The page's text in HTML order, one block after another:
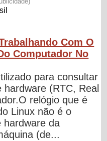
Com O
Computador No
para consultar
(RTC, Real
relógio que é
Linux não é o
hardware da
(de...